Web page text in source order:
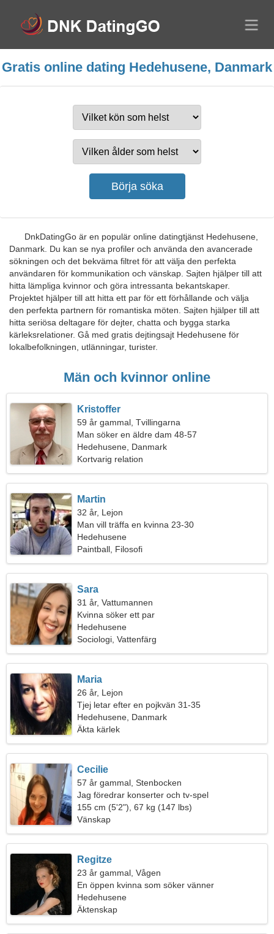
Gratis online dating Hedehusene, Danmark
DnkDatingGo är en populär online datingtjänst Hedehusene,
Danmark. Du kan se nya profiler och använda den avancerade
sökningen och det bekväma filtret för att välja den perfekta
användaren för kommunikation och vänskap. Sajten hjälper till att
hitta lämpliga kvinnor och göra intressanta bekantskaper.
Projektet hjälper till att hitta ett par för ett förhållande och välja
den perfekta partnern för romantiska möten. Sajten hjälper till att
hitta seriösa deltagare för dejter, chatta och bygga starka
kärleksrelationer. Gå med gratis dejtingsajt Hedehusene för
lokalbefolkningen, utlänningar, turister.
Män och kvinnor online
Kristoffer
59 år gammal, Tvillingarna
Man söker en äldre dam 48-57
Hedehusene, Danmark
Kortvarig relation
Martin
32 år, Lejon
Man vill träffa en kvinna 23-30
Hedehusene
Paintball, Filosofi
Sara
31 år, Vattumannen
Kvinna söker ett par
Hedehusene
Sociologi, Vattenfärg
Maria
26 år, Lejon
Tjej letar efter en pojkvän 31-35
Hedehusene, Danmark
Äkta kärlek
Cecilie
57 år gammal, Stenbocken
Jag föredrar konserter och tv-spel
155 cm (5'2"), 67 kg (147 lbs)
Vänskap
Regitze
23 år gammal, Vågen
En öppen kvinna som söker vänner
Hedehusene
Äktenskap